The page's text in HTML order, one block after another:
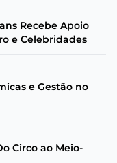
Recebe Apoio
e Celebridades
e Gestão no
Circo ao Meio-